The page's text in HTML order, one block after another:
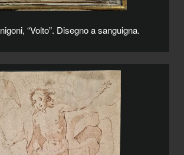
“Volto”. Disegno a sanguigna.